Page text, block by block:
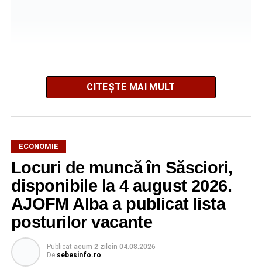
Potrivit unui comunicat al companiei, măsura va fi aplicată
gradual, în funcție de necesitățile sistemului energetic.
Reprezentanții Kronospan precizează că evoluția situației
este monitorizată permanent, iar activitatea va reveni la
capacitate normală imediat ce condițiile vor permite.
Compania dă asigurări că oprirea temporară a unor linii
de producție nu va afecta livrările către clienți.
Kronospan se numără printre cei mai mari consumatori de
CITEȘTE MAI MULT
ECONOMIE
Locuri de muncă în Săsciori,
disponibile la 4 august 2026.
AJOFM Alba a publicat lista
posturilor vacante
Publicat acum 2 zileîn 04.08.2026
De sebesinfo.ro